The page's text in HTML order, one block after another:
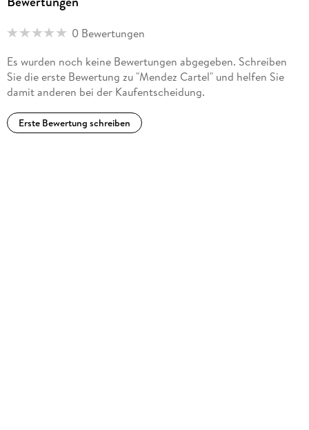
0 Bewertungen
Es wurden noch keine Bewertungen abgegeben. Schreiben
Sie die erste Bewertung zu "Mendez Cartel" und helfen Sie
damit anderen bei der Kaufentscheidung.
Erste Bewertung schreiben